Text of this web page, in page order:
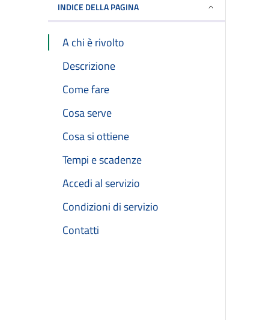
INDICE DELLA PAGINA
A chi è rivolto
Descrizione
Come fare
Cosa serve
Cosa si ottiene
Tempi e scadenze
Accedi al servizio
Condizioni di servizio
Contatti